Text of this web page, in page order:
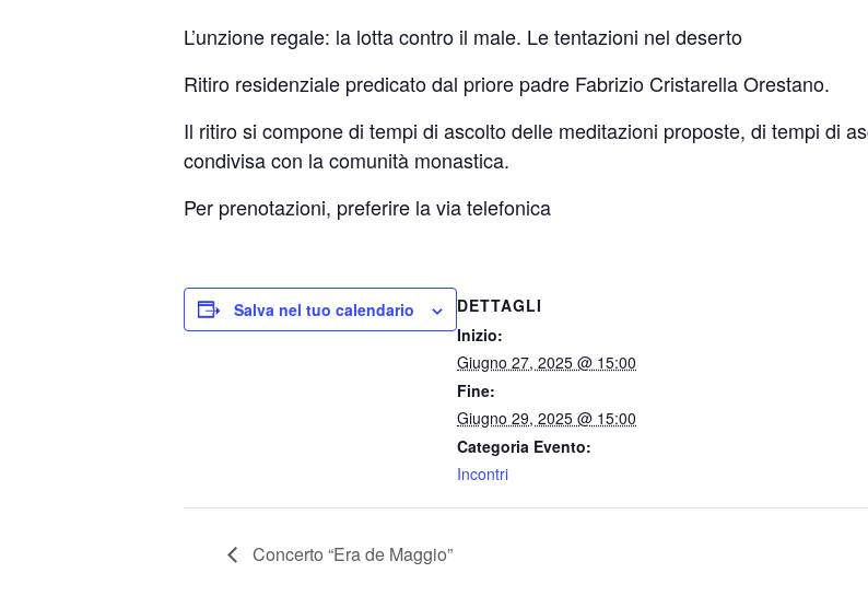
L’unzione regale: la lotta contro il male. Le tentazioni nel deserto
Ritiro residenziale predicato dal priore padre Fabrizio Cristarella Orestano.
Il ritiro si compone di tempi di ascolto delle meditazioni proposte, di tempi di
condivisa con la comunità monastica.
Per prenotazioni, preferire la via telefonica
Salva nel tuo calendario
DETTAGLI
Inizio:
Giugno 27, 2025 @ 15:00
Fine:
Giugno 29, 2025 @ 15:00
Categoria Evento:
Incontri
Concerto “Era de Maggio”